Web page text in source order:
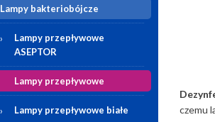
Lampy bakteriobójcze
Lampy przepływowe
ASEPTOR
Lampy przepływowe
Lampy przepływowe białe
czemu